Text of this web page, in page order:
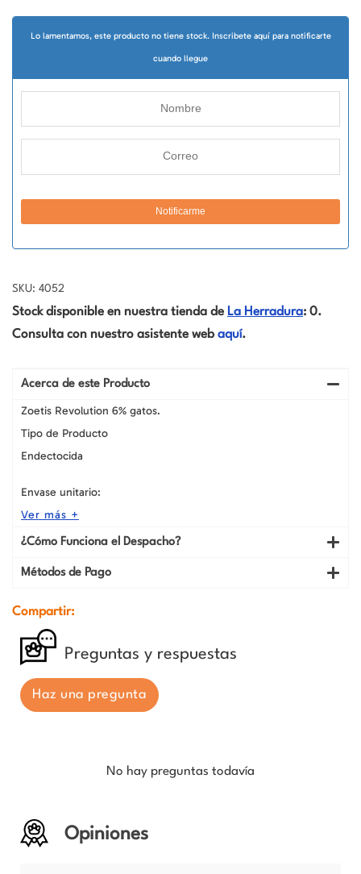
Lo lamentamos, este producto no tiene stock. Inscribete aquí para notificarte
cuando llegue
SKU: 4052
Stock disponible en nuestra tienda de La Herradura: 0.
Consulta con nuestro asistente web aquí.
Acerca de este Producto
Zoetis Revolution 6% gatos.
Tipo de Producto
Endectocida
Envase unitario:
Ver más +
¿Cómo Funciona el Despacho?
Métodos de Pago
Compartir:
Preguntas y respuestas
Haz una pregunta
No hay preguntas todavía
Opiniones